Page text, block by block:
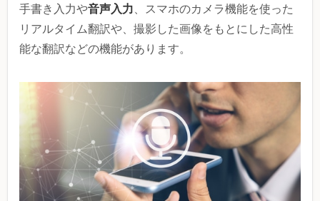
手書き入力や音声入力、スマホのカメラ機能を使った
リアルタイム翻訳や、撮影した画像をもとにした高性
能な翻訳などの機能があります。